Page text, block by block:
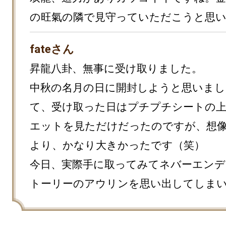
の旺氣の隣で見守っていただこうと思
fateさん
昇龍八卦、無事に受け取りました。
中秋の名月の日に開封しようと思いまし
て、受け取った日はプチプチシートの
エットを見ただけだったのですが、想
より、かなり大きかったです（笑）
今日、実際手に取ってみてネバーエン
トーリーのアウリンを思い出してしま